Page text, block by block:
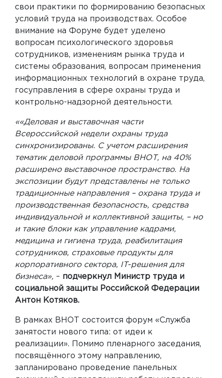
свои практики по формированию безопасных
условий труда на производствах. Особое
внимание на Форуме будет уделено
вопросам психологического здоровья
сотрудников, изменениям рынка труда и
системы образования, вопросам применения
информационных технологий в охране труда,
госуправления в сфере охраны труда и
контрольно-надзорной деятельности.
««Деловая и выставочная части
Всероссийской недели охраны труда
синхронизированы. С учетом расширения
тематик деловой программы ВНОТ, на 40%
расширено выставочное пространство. На
экспозиции будут представлены не только
традиционные направления – охрана труда и
производственная безопасность, средства
индивидуальной и коллективной защиты, – но
и такие блоки как управление кадрами,
медицина и гигиена труда, реабилитация
сотрудников, страховые продукты для
корпоративного сектора, IT-решения для
бизнеса», – подчеркнул Министр труда и
социальной защиты Российской Федерации
Антон Котяков.
В рамках ВНОТ состоится форум «Служба
занятости нового типа: от идеи к
реализации». Помимо пленарного заседания,
посвящённого этому направлению,
запланировано проведение панельных